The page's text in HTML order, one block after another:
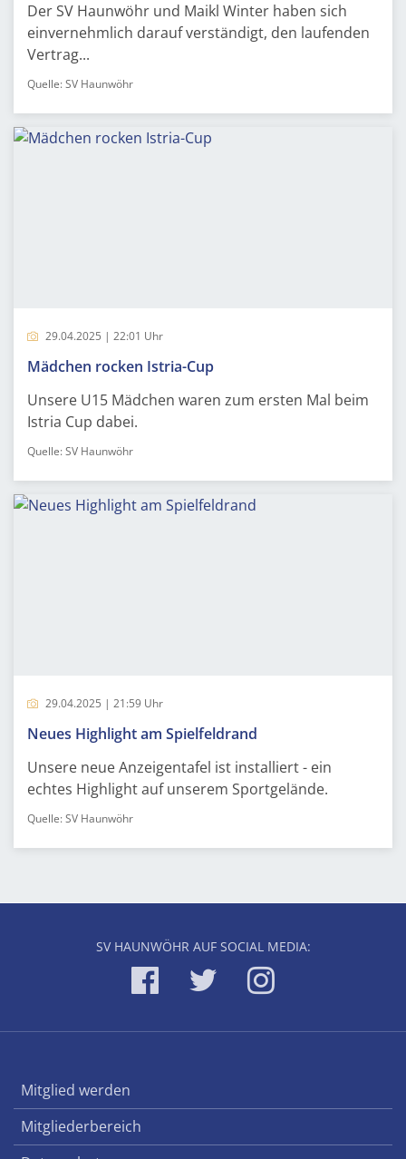
Der SV Haunwöhr und Maikl Winter haben sich
einvernehmlich darauf verständigt, den laufenden
Vertrag...
Quelle: SV Haunwöhr
29.04.2025 | 22:01 Uhr
Mädchen rocken Istria-Cup
Unsere U15 Mädchen waren zum ersten Mal beim
Istria Cup dabei.
Quelle: SV Haunwöhr
29.04.2025 | 21:59 Uhr
Neues Highlight am Spielfeldrand
Unsere neue Anzeigentafel ist installiert - ein
echtes Highlight auf unserem Sportgelände.
Quelle: SV Haunwöhr
SV HAUNWÖHR AUF SOCIAL MEDIA:
Mitglied werden
Mitgliederbereich